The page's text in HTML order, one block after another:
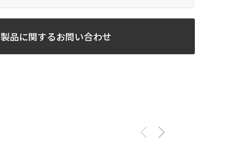
製品に関するお問い合わせ